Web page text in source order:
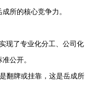
所的核心竞争力。
现了专业化分工、公司化
公开。
翻牌或挂靠，这是岳成所